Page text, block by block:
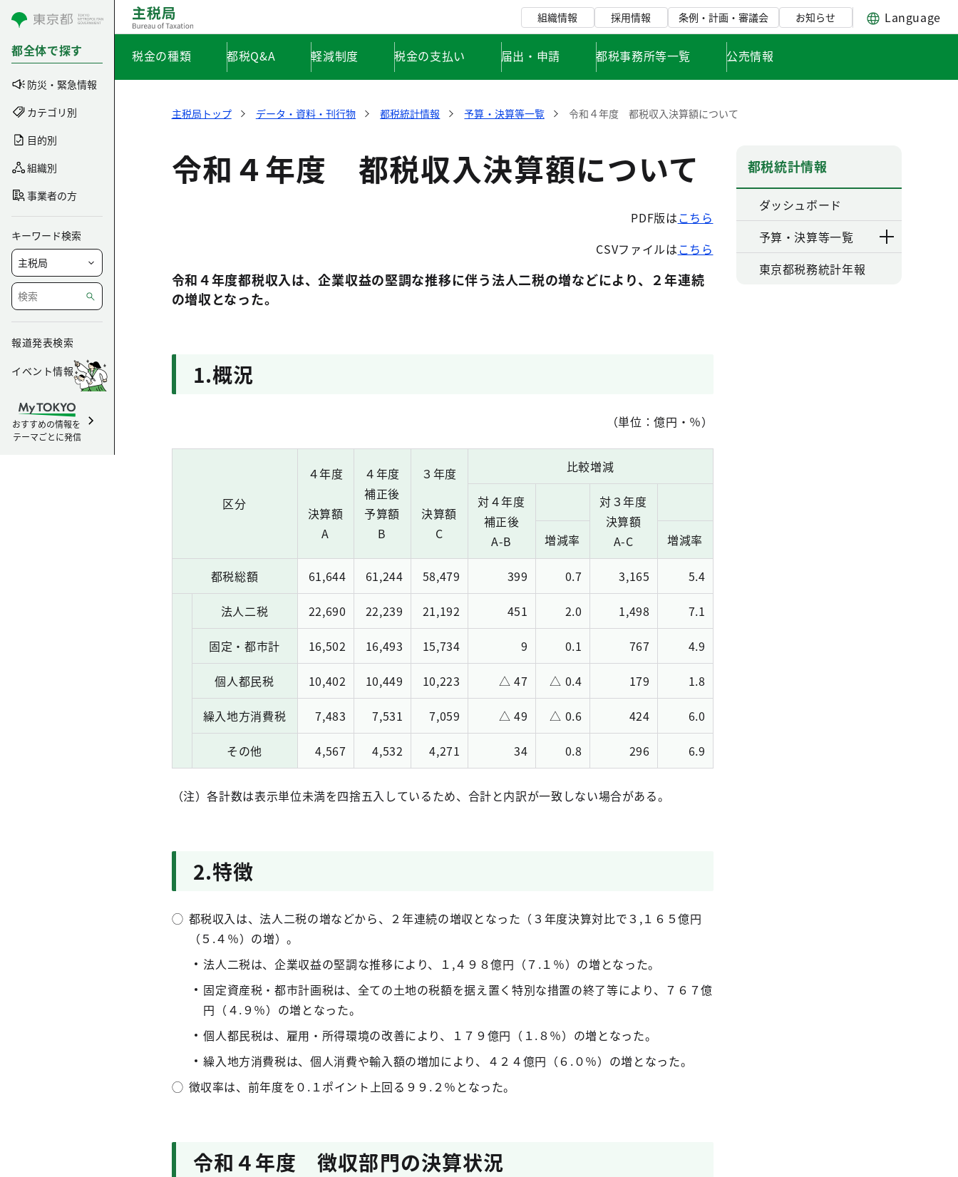
コンテンツにスキップ
都全体で探す
防災・緊急情報
カテゴリ別
目的別
組織別
事業者の方
キーワード検索
報道発表検索
イベント情報
おすすめの情報を
テーマごとに発信
組織情報 採用情報 条例・計画・審議会 お知らせ Language
税金の種類 都税Q&A 軽減制度 税金の支払い 届出・申請 都税事務所等一覧 公売情報
主税局トップ データ・資料・刊行物 都税統計情報 予算・決算等一覧 令和４年度 都税収入決算額について
令和４年度 都税収入決算額について
PDF版はこちら
CSVファイルはこちら
令和４年度都税収入は、企業収益の堅調な推移に伴う法人二税の増などにより、２年連続
の増収となった。
1.概況
（単位：億円・％）
区分
４年度
決算額
A
４年度
補正後
予算額
B
３年度
決算額
C
比較増減
対４年度
補正後
A-B
対３年度
決算額
A-C
増減率 増減率
都税総額 61,644 61,244 58,479 399 0.7 3,165 5.4
法人二税 22,690 22,239 21,192 451 2.0 1,498 7.1
固定・都市計 16,502 16,493 15,734 9 0.1 767 4.9
個人都民税 10,402 10,449 10,223 △ 47 △ 0.4 179 1.8
繰入地方消費税 7,483 7,531 7,059 △ 49 △ 0.6 424 6.0
その他 4,567 4,532 4,271 34 0.8 296 6.9
（注）各計数は表示単位未満を四捨五入しているため、合計と内訳が一致しない場合がある。
2.特徴
◯ 都税収入は、法人二税の増などから、２年連続の増収となった（３年度決算対比で３,１６５億円
（５.４％）の増）。
法人二税は、企業収益の堅調な推移により、１,４９８億円（７.１％）の増となった。
固定資産税・都市計画税は、全ての土地の税額を据え置く特別な措置の終了等により、７６７億
円（４.９％）の増となった。
個人都民税は、雇用・所得環境の改善により、１７９億円（１.８％）の増となった。
繰入地方消費税は、個人消費や輸入額の増加により、４２４億円（６.０％）の増となった。
◯ 徴収率は、前年度を０.１ポイント上回る９９.２％となった。
令和４年度 徴収部門の決算状況
都税統計情報
ダッシュボード
予算・決算等一覧
東京都税務統計年報